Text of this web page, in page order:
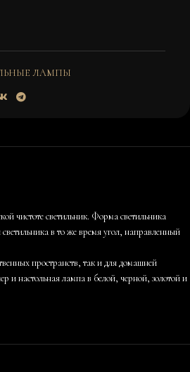
ЛАМПЫ
чистоте светильник. Форма светильника
в то же время угол, направленный
пространств, так и для домашней
настольная лампа в белой, черной, золотой и